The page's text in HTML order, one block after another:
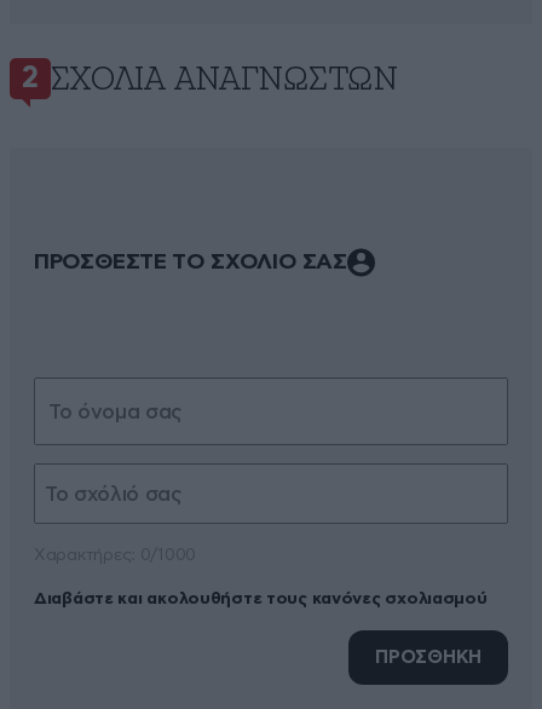
2 ΣΧΌΛΙΑ ΑΝΑΓΝΩΣΤΏΝ
ΠΡΟΣΘΕΣΤΕ ΤΟ ΣΧΟΛΙΟ ΣΑΣ
Διαβάστε και ακολουθήστε τους κανόνες σχολιασμού
ΠΡΟΣΘΗΚΗ